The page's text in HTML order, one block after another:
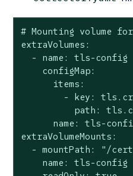
# Mounting volume
extraVolumes:
  - name: tls-config
    configMap:
      items:
- key:
path:
name: tls-
extraVolumeMounts:
- mountPath: "/
    name: tls-config